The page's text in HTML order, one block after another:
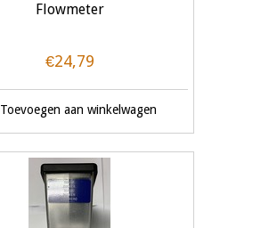
Flowmeter
€24,79
Toevoegen aan winkelwagen